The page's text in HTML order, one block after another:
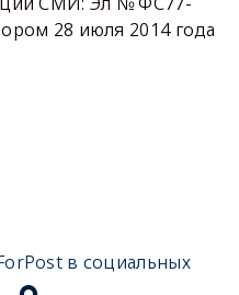
28 июля 2014 года
в социальных